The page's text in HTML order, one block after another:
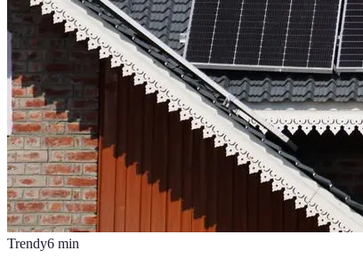
Trendy6 min